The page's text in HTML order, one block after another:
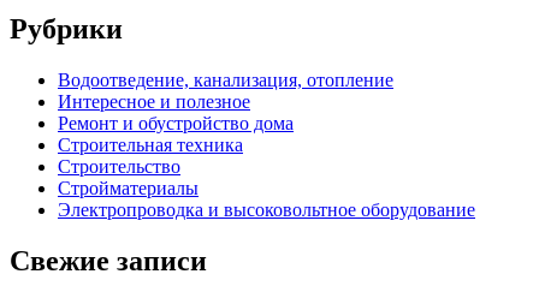
Рубрики
Водоотведение, канализация, отопление
Интересное и полезное
Ремонт и обустройство дома
Строительная техника
Строительство
Стройматериалы
Электропроводка и высоковольтное оборудование
Свежие записи